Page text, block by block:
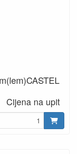
Cijena na upit